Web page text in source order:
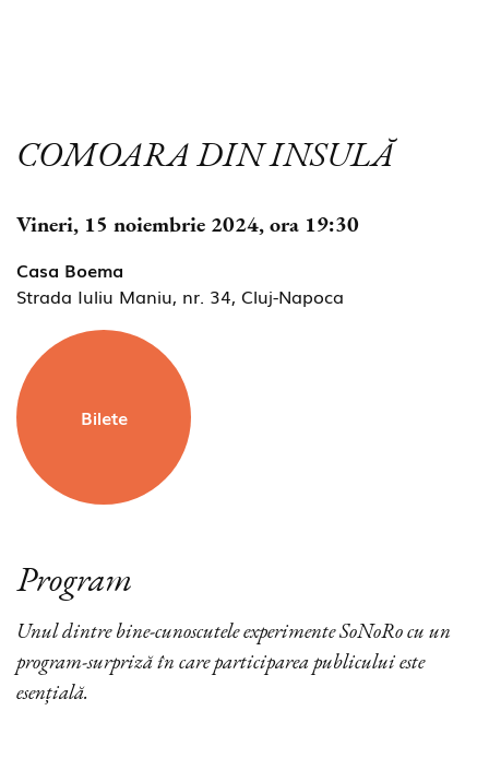
COMOARA DIN INSULĂ
Vineri, 15 noiembrie 2024, ora 19:30
Casa Boema
Strada Iuliu Maniu, nr. 34, Cluj-Napoca
Bilete
Program
Unul dintre bine-cunoscutele experimente SoNoRo cu un
program-surpriză în care participarea publicului este
esențială.